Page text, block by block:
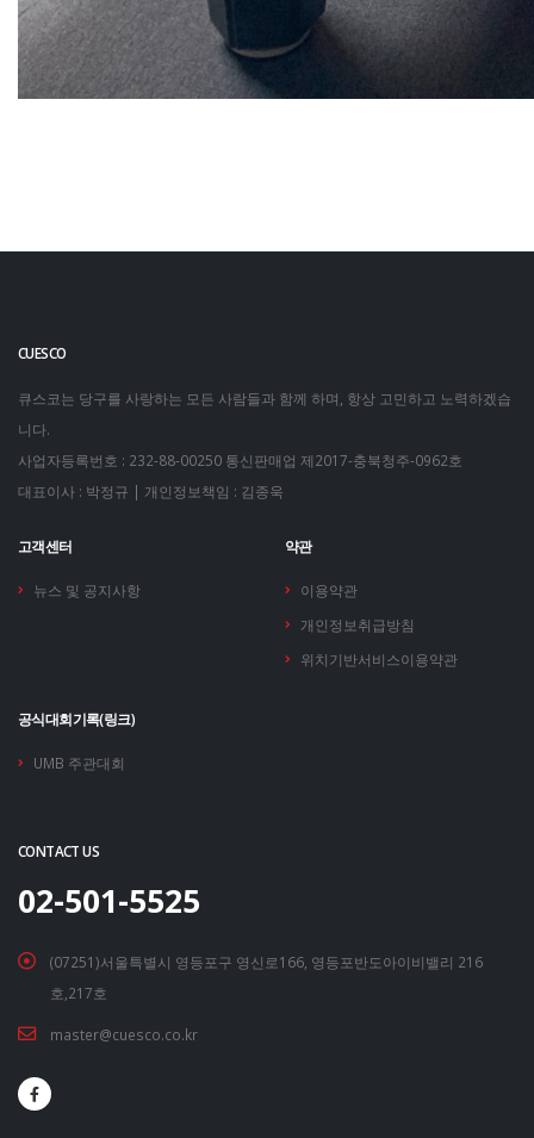
CUESCO
큐스코는 당구를 사랑하는 모든 사람들과 함께 하며, 항상 고민하고 노력하겠습
니다.
사업자등록번호 : 232-88-00250 통신판매업 제2017-충북청주-0962호
대표이사 : 박정규 | 개인정보책임 : 김종욱
고객센터
뉴스 및 공지사항
약관
이용약관
개인정보취급방침
위치기반서비스이용약관
공식대회기록(링크)
UMB 주관대회
CONTACT US
02-501-5525
(07251)서울특별시 영등포구 영신로166, 영등포반도아이비밸리 216
호,217호
master@cuesco.co.kr